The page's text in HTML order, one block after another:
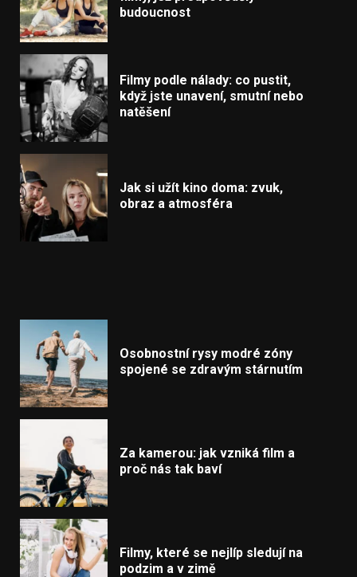
budoucnost
Filmy podle nálady: co pustit,
když jste unavení, smutní nebo
natěšení
Jak si užít kino doma: zvuk,
obraz a atmosféra
Osobnostní rysy modré zóny
spojené se zdravým stárnutím
Za kamerou: jak vzniká film a
proč nás tak baví
Filmy, které se nejlíp sledují na
podzim a v zimě